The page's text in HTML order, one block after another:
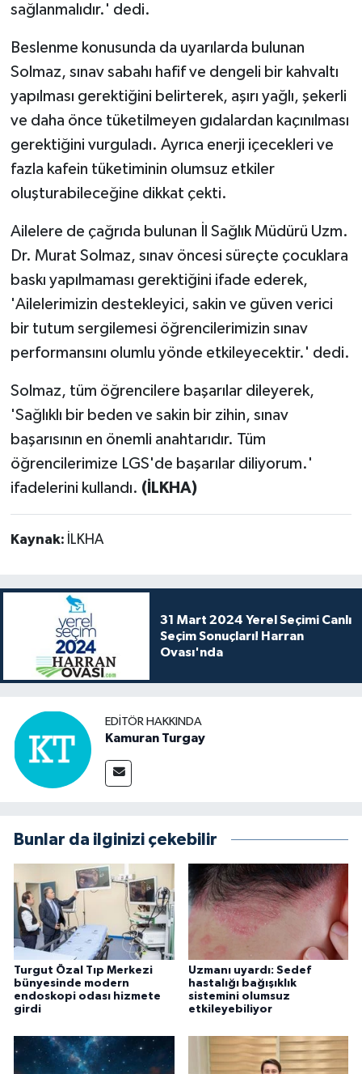
sağlanmalıdır.' dedi.
Beslenme konusunda da uyarılarda bulunan
Solmaz, sınav sabahı hafif ve dengeli bir kahvaltı
yapılması gerektiğini belirterek, aşırı yağlı, şekerli
ve daha önce tüketilmeyen gıdalardan kaçınılması
gerektiğini vurguladı. Ayrıca enerji içecekleri ve
fazla kafein tüketiminin olumsuz etkiler
oluşturabileceğine dikkat çekti.
Ailelere de çağrıda bulunan İl Sağlık Müdürü Uzm.
Dr. Murat Solmaz, sınav öncesi süreçte çocuklara
baskı yapılmaması gerektiğini ifade ederek,
'Ailelerimizin destekleyici, sakin ve güven verici
bir tutum sergilemesi öğrencilerimizin sınav
performansını olumlu yönde etkileyecektir.' dedi.
Solmaz, tüm öğrencilere başarılar dileyerek,
'Sağlıklı bir beden ve sakin bir zihin, sınav
başarısının en önemli anahtarıdır. Tüm
öğrencilerimize LGS'de başarılar diliyorum.'
ifadelerini kullandı. (İLKHA)
Kaynak: İLKHA
31 Mart 2024 Yerel Seçimi Canlı
Seçim Sonuçları! Harran
Ovası'nda
EDITÖR HAKKINDA
Kamuran Turgay
Bunlar da ilginizi çekebilir
Turgut Özal Tıp Merkezi
bünyesinde modern
endoskopi odası hizmete
girdi
Uzmanı uyardı: Sedef
hastalığı bağışıklık
sistemini olumsuz
etkileyebiliyor